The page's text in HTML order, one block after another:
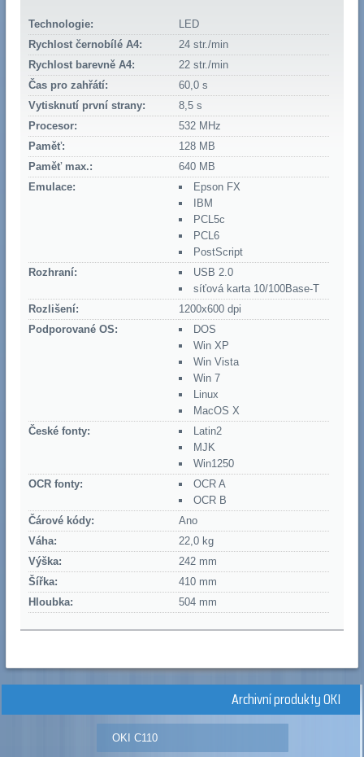
Technologie:
LED
Rychlost černobílé A4:
24 str./min
Rychlost barevně A4:
22 str./min
Čas pro zahřátí:
60,0 s
Vytisknutí první strany:
8,5 s
Procesor:
532 MHz
Paměť:
128 MB
Paměť max.:
640 MB
Emulace:
Epson FX
IBM
PCL5c
PCL6
PostScript
Rozhraní:
USB 2.0
síťová karta 10/100Base-T
Rozlišení:
1200x600 dpi
Podporované OS:
DOS
Win XP
Win Vista
Win 7
Linux
MacOS X
České fonty:
Latin2
MJK
Win1250
OCR fonty:
OCR A
OCR B
Čárové kódy:
Ano
Váha:
22,0 kg
Výška:
242 mm
Šířka:
410 mm
Hloubka:
504 mm
Archivní produkty OKI
OKI C110